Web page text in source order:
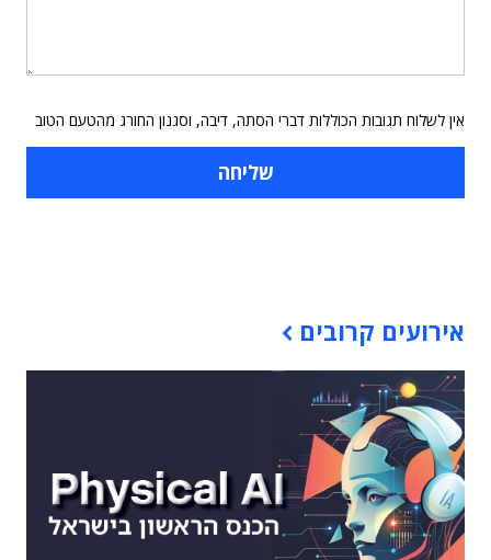
אין לשלוח תגובות הכוללות דברי הסתה, דיבה, וסגנון החורג מהטעם הטוב
אירועים קרובים